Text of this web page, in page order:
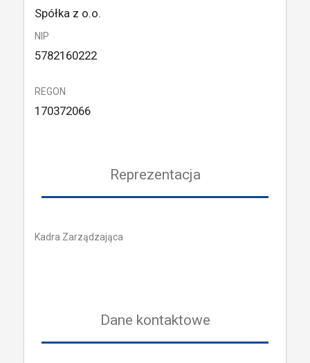
Spółka z o.o.
NIP
5782160222
REGON
170372066
Reprezentacja
Kadra Zarządzająca
Dane kontaktowe